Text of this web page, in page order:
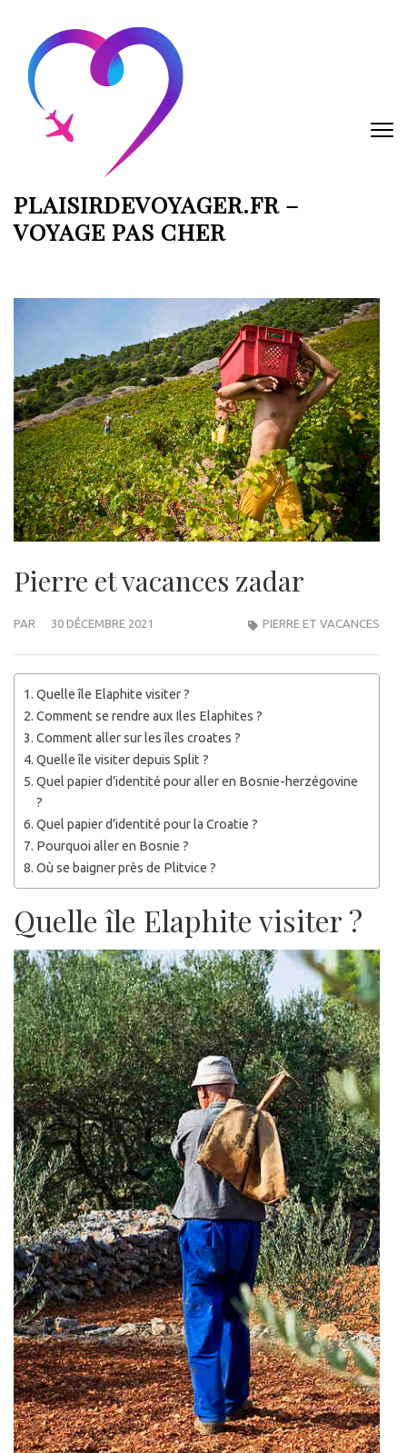
contenu
(Pressez
Entrée)
PLAISIRDEVOYAGER.FR –
VOYAGE PAS CHER
Pierre et vacances zadar
PAR 30 DÉCEMBRE 2021 PIERRE ET VACANCES
Quelle île Elaphite visiter ?
Comment se rendre aux Iles Elaphites ?
Comment aller sur les îles croates ?
Quelle île visiter depuis Split ?
Quel papier d’identité pour aller en Bosnie-herzégovine
?
Quel papier d’identité pour la Croatie ?
Pourquoi aller en Bosnie ?
Où se baigner près de Plitvice ?
Quelle île Elaphite visiter ?